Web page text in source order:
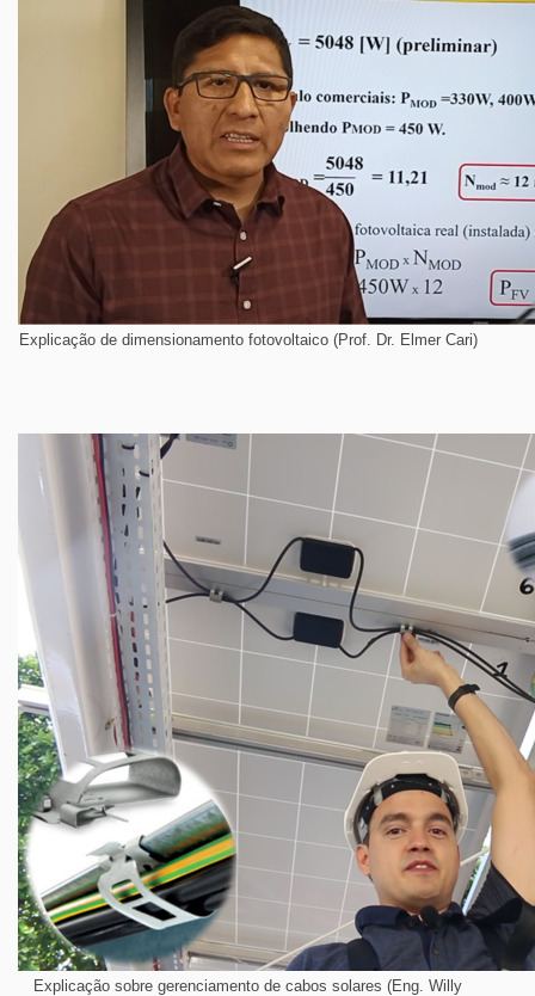
Explicação de dimensionamento fotovoltaico (Prof. Dr. Elmer Cari)
Explicação sobre gerenciamento de cabos solares (Eng. Willy